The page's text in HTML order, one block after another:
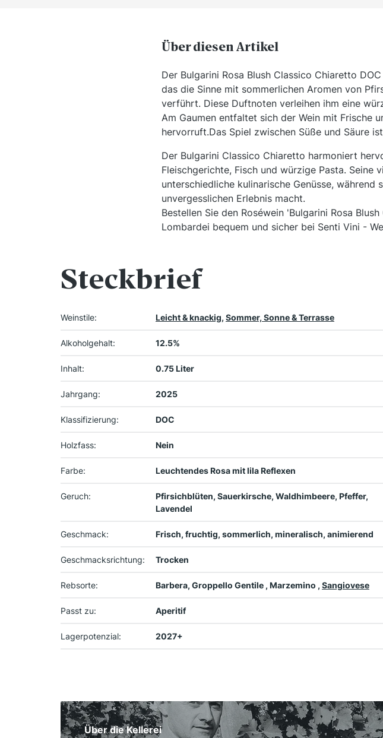
Über diesen Artikel
Der Bulgarini Rosa Blush Classico Chiaretto
das die Sinne mit sommerlichen Aromen von
verführt. Diese Duftnoten verleihen ihm eine
Am Gaumen entfaltet sich der Wein mit Frische
hervorruft.Das Spiel zwischen Süße und Säure
Der Bulgarini Classico Chiaretto harmoniert
Fleischgerichte, Fisch und würzige Pasta.
unterschiedliche kulinarische Genüsse,
unvergesslichen Erlebnis macht.
Bestellen Sie den Roséwein 'Bulgarini Rosa
Lombardei bequem und sicher bei Senti Vini -
Steckbrief
Weinstile: Leicht & knackig, Sommer, Sonne & Terrasse
Alkoholgehalt: 12.5%
Inhalt: 0.75 Liter
Jahrgang: 2025
Klassifizierung: DOC
Holzfass: Nein
Farbe: Leuchtendes Rosa mit lila Reflexen
Geruch:
Pfirsichblüten, Sauerkirsche, Waldhimbeere, Pfeffer,
Lavendel
Geschmack: Frisch, fruchtig, sommerlich, mineralisch, animierend
Geschmacksrichtung: Trocken
Rebsorte: Barbera, Groppello Gentile , Marzemino , Sangiovese
Passt zu: Aperitif
Lagerpotenzial: 2027+
Über die Kellerei